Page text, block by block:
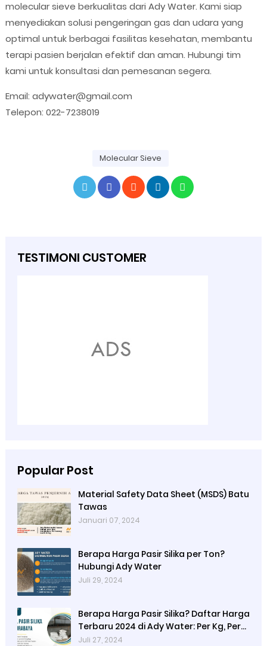
molecular sieve berkualitas dari Ady Water. Kami siap
menyediakan solusi pengeringan gas dan udara yang
optimal untuk berbagai fasilitas kesehatan, membantu
terapi pasien berjalan efektif dan aman. Hubungi tim
kami untuk konsultasi dan pemesanan segera.
Email: adywater@gmail.com
Telepon: 022-7238019
Molecular Sieve
TESTIMONI CUSTOMER
Popular Post
Material Safety Data Sheet (MSDS) Batu
Tawas
Januari 07, 2024
Berapa Harga Pasir Silika per Ton?
Hubungi Ady Water
Juli 29, 2024
Berapa Harga Pasir Silika? Daftar Harga
Terbaru 2024 di Ady Water: Per Kg, Per
Karung, dan Per Ton
Juli 27, 2024